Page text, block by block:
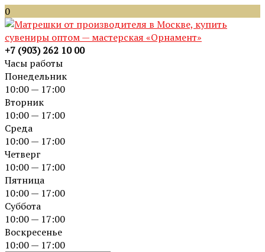
0
+7 (903) 262 10 00
Часы работы
Понедельник
10:00 — 17:00
Вторник
10:00 — 17:00
Среда
10:00 — 17:00
Четверг
10:00 — 17:00
Пятница
10:00 — 17:00
Суббота
10:00 — 17:00
Воскресенье
10:00 — 17:00